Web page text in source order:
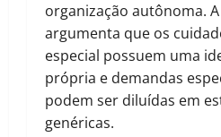
organização autônoma.
argumenta que os
especial possuem uma
própria e demandas
podem ser diluídas em
genéricas.